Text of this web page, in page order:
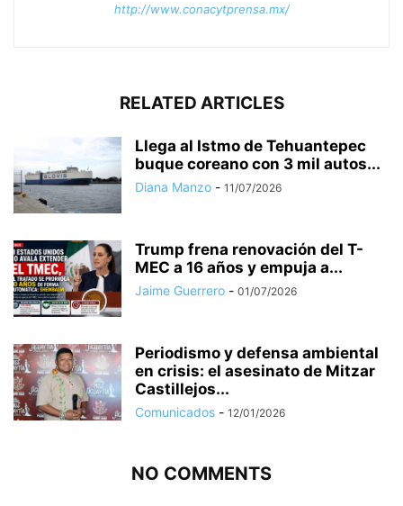
http://www.conacytprensa.mx/
RELATED ARTICLES
Llega al Istmo de Tehuantepec
buque coreano con 3 mil autos...
Diana Manzo - 11/07/2026
Trump frena renovación del T-
MEC a 16 años y empuja a...
Jaime Guerrero - 01/07/2026
Periodismo y defensa ambiental
en crisis: el asesinato de Mitzar
Castillejos...
Comunicados - 12/01/2026
NO COMMENTS